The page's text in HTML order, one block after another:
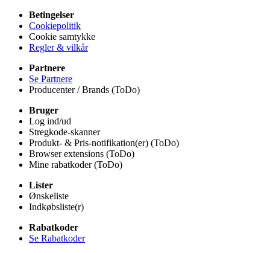
Betingelser
Cookiepolitik
Cookie samtykke
Regler & vilkår
Partnere
Se Partnere
Producenter / Brands (ToDo)
Bruger
Log ind/ud
Stregkode-skanner
Produkt- & Pris-notifikation(er) (ToDo)
Browser extensions (ToDo)
Mine rabatkoder (ToDo)
Lister
Ønskeliste
Indkøbsliste(r)
Rabatkoder
Se Rabatkoder